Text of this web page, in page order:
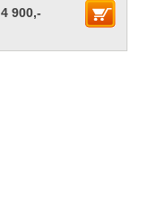
4 900,-